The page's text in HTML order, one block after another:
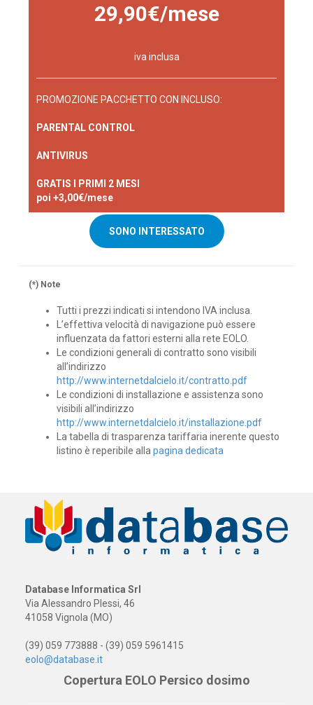
29,90€/mese
iva inclusa
PROMOZIONE PACCHETTO CON INCLUSO:
PARENTAL CONTROL
ANTIVIRUS
GRATIS I PRIMI 2 MESI
poi +3,00€/mese
SONO INTERESSATO
(*) Note
Tutti i prezzi indicati si intendono IVA inclusa.
L’effettiva velocità di navigazione può essere
influenzata da fattori esterni alla rete EOLO.
Le condizioni generali di contratto sono visibili
all’indirizzo
http://www.internetdalcielo.it/contratto.pdf
Le condizioni di installazione e assistenza sono
visibili all’indirizzo
http://www.internetdalcielo.it/installazione.pdf
La tabella di trasparenza tariffaria inerente questo
listino è reperibile allapagina dedicata
Database Informatica Srl
Via Alessandro Plessi, 46
41058 Vignola (MO)
(39) 059 773888 - (39) 059 5961415
eolo@database.it
Copertura EOLO Persico dosimo